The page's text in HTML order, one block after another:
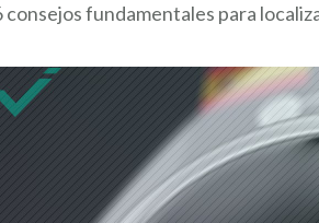
consejos fundamentales para